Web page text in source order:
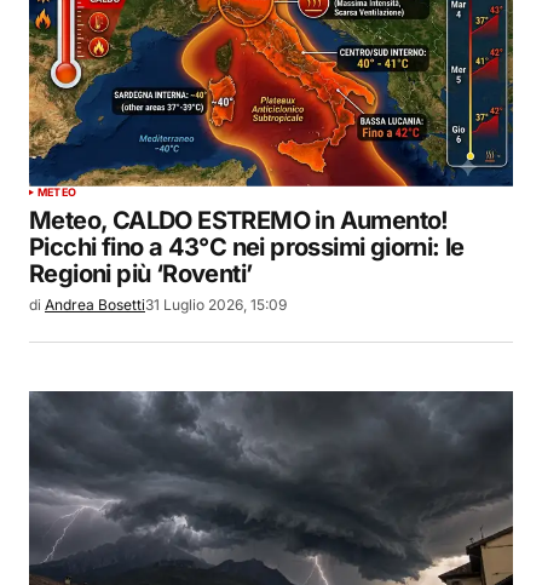
METEO
Meteo, CALDO ESTREMO in Aumento!
Picchi fino a 43°C nei prossimi giorni: le
Regioni più ‘Roventi’
di Andrea Bosetti31 Luglio 2026, 15:09